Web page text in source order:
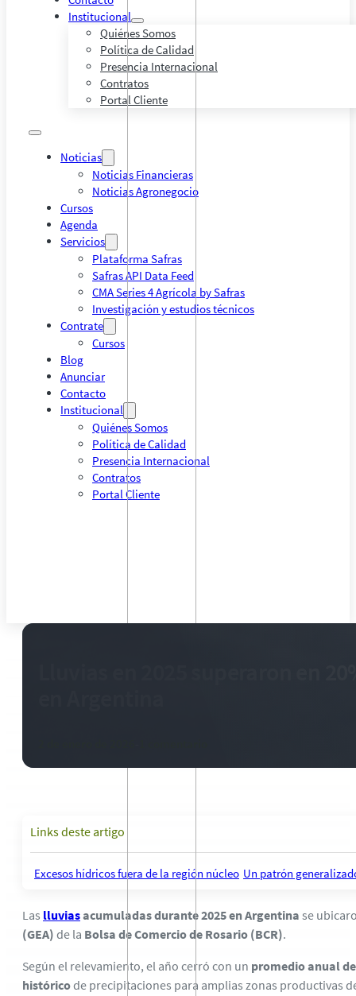
Institucional
Quiénes Somos
Política de Calidad
Presencia Internacional
Contratos
Portal Cliente
Noticias
Noticias Financieras
Noticias Agronegocio
Cursos
Agenda
Servicios
Plataforma Safras
Safras API Data Feed
CMA Series 4 Agrícola by Safras
Investigación y estudios técnicos
Contrate
Cursos
Blog
Anunciar
Contacto
Institucional
Quiénes Somos
Política de Calidad
Presencia Internacional
Contratos
Portal Cliente
Links deste artigo
Excesos hídricos fuera de la región núcleo Un patrón
Las lluviasacumuladas durante 2025 en Argentina se
(GEA) de la Bolsa de Comercio de Rosario (BCR).
Según el relevamiento, el año cerró con un promedio anual
históricode precipitaciones para amplias zonas productivas